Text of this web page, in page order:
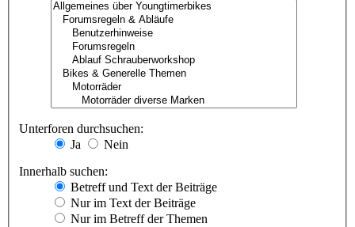
Unterforen durchsuchen:
Ja
Nein
Innerhalb suchen:
Betreff und Text der Beiträge
Nur im Text der Beiträge
Nur im Betreff der Themen